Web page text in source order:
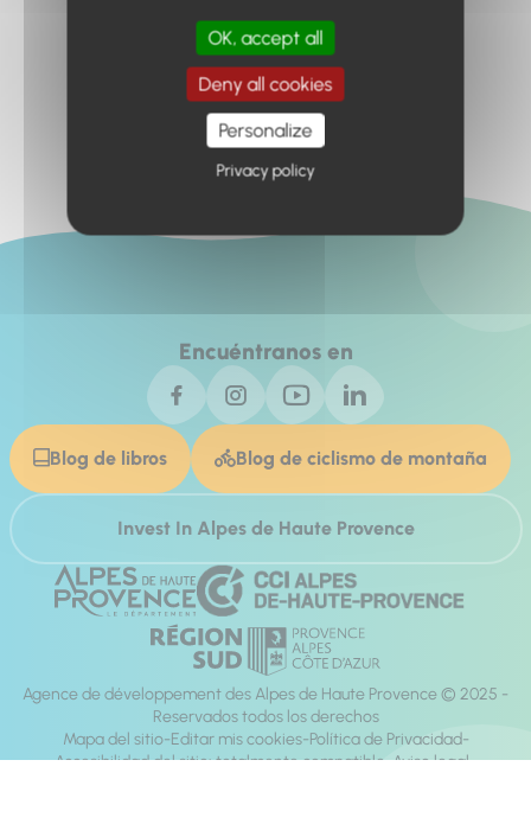
Retour à l'accueil
Encuéntranos en
Blog de libros Blog de ciclismo de montaña
Invest In Alpes de Haute Provence
Agence de développement des Alpes de Haute Provence © 2025 -
Reservados todos los derechos
Mapa del sitio Editar mis cookies Política de Privacidad
Accesibilidad del sitio: totalmente compatible Aviso legal
OK, accept all
Deny all cookies
Personalize
Privacy policy